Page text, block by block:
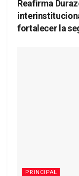
Reafirma
fortalecer la
PRINCIPAL